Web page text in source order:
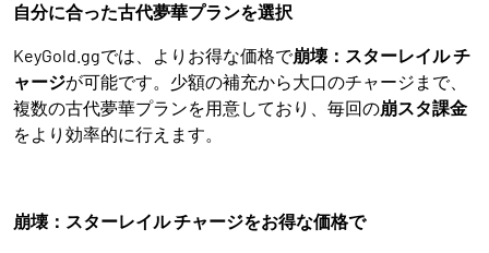
自分に合った古代夢華プランを選択
KeyGold.ggでは、よりお得な価格で崩壊：スターレイル チ
ャージが可能です。少額の補充から大口のチャージまで、
複数の古代夢華プランを用意しており、毎回の崩スタ課金
をより効率的に行えます。
崩壊：スターレイル チャージをお得な価格で